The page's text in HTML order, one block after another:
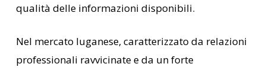
qualità delle informazioni disponibili.
Nel mercato luganese, caratterizzato da relazioni
professionali ravvicinate e da un forte